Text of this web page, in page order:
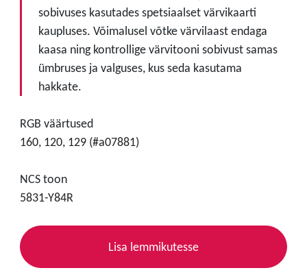
sobivuses kasutades spetsiaalset värvikaarti
kaupluses. Võimalusel võtke värvilaast endaga
kaasa ning kontrollige värvitooni sobivust samas
ümbruses ja valguses, kus seda kasutama
hakkate.
RGB väärtused
160, 120, 129 (#a07881)
NCS toon
5831-Y84R
Lisa lemmikutesse